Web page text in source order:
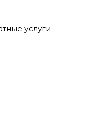
услуги